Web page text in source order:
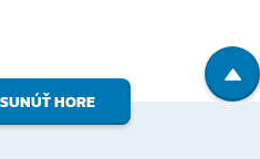
HORE